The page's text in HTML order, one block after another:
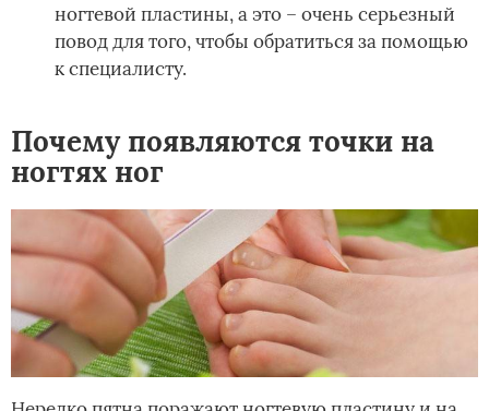
ногтевой пластины, а это – очень серьезный
повод для того, чтобы обратиться за помощью
к специалисту.
Почему появляются точки на
ногтях ног